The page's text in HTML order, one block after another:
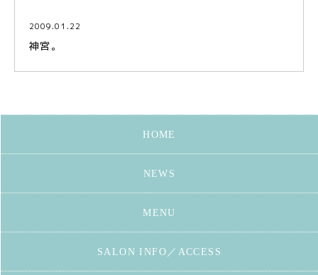
2009.01.22
神宮。
HOME
NEWS
MENU
SALON INFO／ACCESS